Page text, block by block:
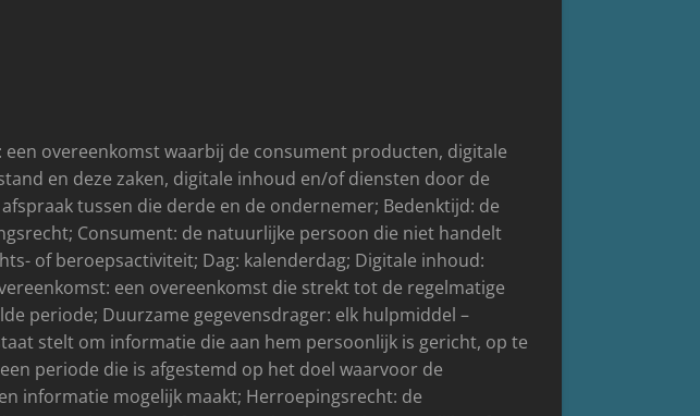
overeenkomst waarbij de consument producten, digitale
en deze zaken, digitale inhoud en/of diensten door de
tussen die derde en de ondernemer; Bedenktijd: de
Consument: de natuurlijke persoon die niet handelt
of beroepsactiviteit; Dag: kalenderdag; Digitale inhoud:
een overeenkomst die strekt tot de regelmatige
periode; Duurzame gegevensdrager: elk hulpmiddel –
stelt om informatie die aan hem persoonlijk is gericht, op te
periode die is afgestemd op het doel waarvoor de
informatie mogelijk maakt; Herroepingsrecht: de